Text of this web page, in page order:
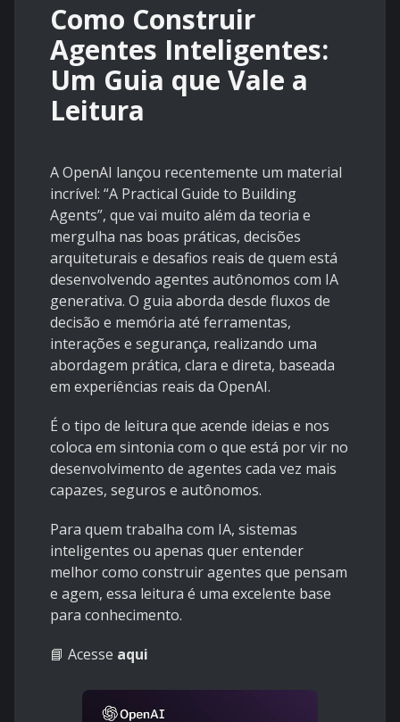
Como Construir
Agentes Inteligentes:
Um Guia que Vale a
Leitura
A OpenAI lançou recentemente um material
incrível: “A Practical Guide to Building
Agents”, que vai muito além da teoria e
mergulha nas boas práticas, decisões
arquiteturais e desafios reais de quem está
desenvolvendo agentes autônomos com IA
generativa. O guia aborda desde fluxos de
decisão e memória até ferramentas,
interações e segurança, realizando uma
abordagem prática, clara e direta, baseada
em experiências reais da OpenAI.
É o tipo de leitura que acende ideias e nos
coloca em sintonia com o que está por vir no
desenvolvimento de agentes cada vez mais
capazes, seguros e autônomos.
Para quem trabalha com IA, sistemas
inteligentes ou apenas quer entender
melhor como construir agentes que pensam
e agem, essa leitura é uma excelente base
para conhecimento.
📘 Acesse aqui